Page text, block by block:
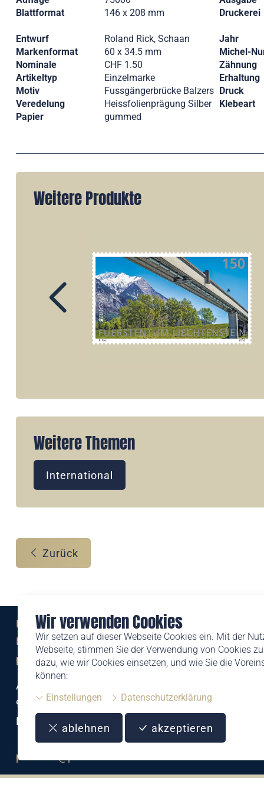
Wir verwenden Cookies
Wir setzen auf dieser Webseite Cookies ein. Mit der
Webseite, stimmen Sie der Verwendung von Cookies
dazu, wie wir Cookies einsetzen, und wie Sie die
können:
Einstellungen
Datenschutzerklärung
ablehnen akzeptieren
Blattformat
146 x 208 mm Druckerei
Entwurf Roland Rick, Schaan
Jahr
Markenformat
60 x 34.5 mm
Michel-
Nominale
CHF 1.50
Zähnung
Artikeltyp
Einzelmarke
Erhaltung
Motiv
Fussgängerbrücke Balzers Druck
Veredelung
Heissfolienprägung Silber
Klebeart
Papier
gummed
Weitere Produkte
Weitere Themen
International
Zurück
Eine Marke der
Liechtensteinischen Post AG
post.li
Alte Zollstrasse 11
9494 Schaan
Liechtenstein
T +423 399 44 66
philatelie@post.li